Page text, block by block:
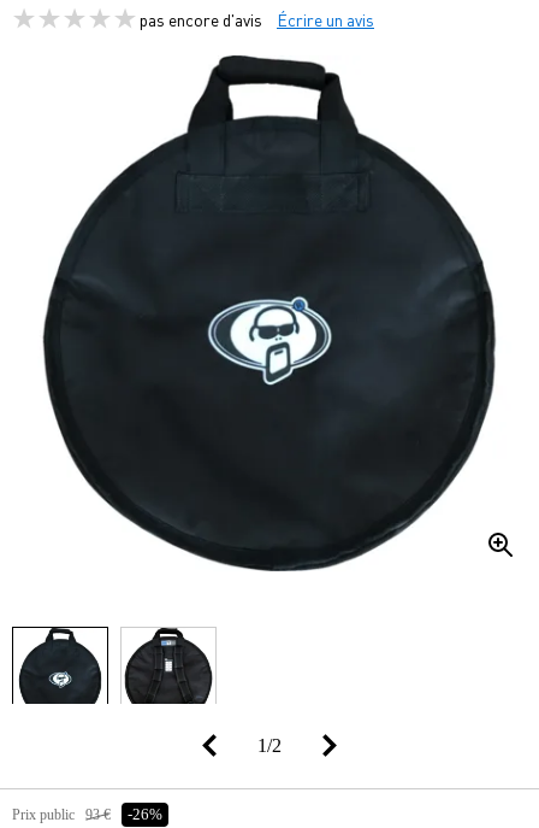
pas encore d'avis Écrire un avis
1/2
Prix public 93 € -26%